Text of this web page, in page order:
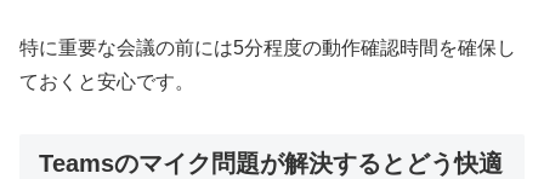
特に重要な会議の前には5分程度の動作確認時間を確保し
ておくと安心です。
Teamsのマイク問題が解決するとどう快適